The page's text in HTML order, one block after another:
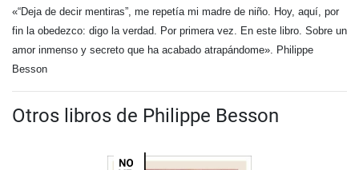
«“Deja de decir mentiras”, me repetía mi madre de niño. Hoy, aquí, por
fin la obedezco: digo la verdad. Por primera vez. En este libro. Sobre un
amor inmenso y secreto que ha acabado atrapándome». Philippe
Besson
Otros libros de Philippe Besson